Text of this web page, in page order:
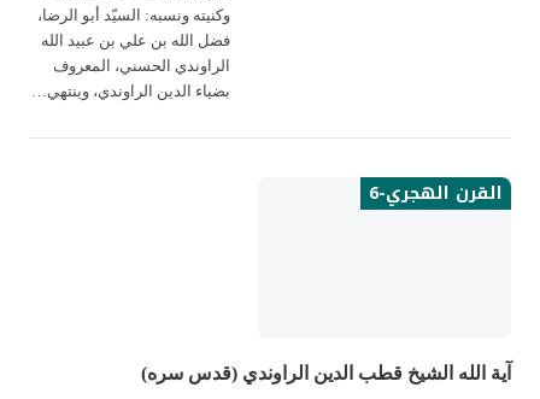
وكنيته ونسبه: السيّد أبو الرضا،
فضل الله بن علي بن عبيد الله
الراوندي الحسني، المعروف
بضياء الدين الراوندي، وينتهي…
القرن الهجري-6
آية الله الشيخ قطب الدين الراوندي (قدس سره)